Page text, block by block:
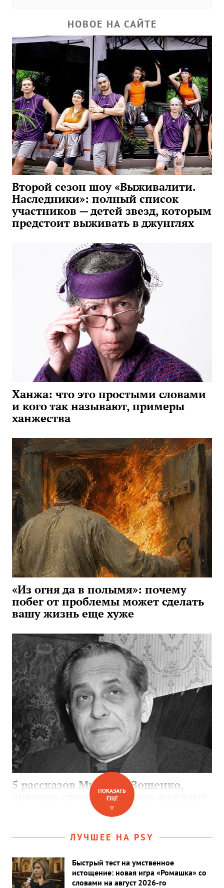
НОВОЕ НА САЙТЕ
Второй сезон шоу «Выживалити.
Наследники»: полный список
участников — детей звезд, которым
предстоит выживать в джунглях
Ханжа: что это простыми словами
и кого так называют, примеры
ханжества
«Из огня да в полымя»: почему
побег от проблемы может сделать
вашу жизнь еще хуже
5 рассказов Михаила Зощенко,
которые стоит прочитать каждому
ПОКАЗАТЬ
ЕЩЕ
▼
ЛУЧШЕЕ НА PSY
Быстрый тест на умственное
истощение: новая игра «Ромашка» со
словами на август 2026-го